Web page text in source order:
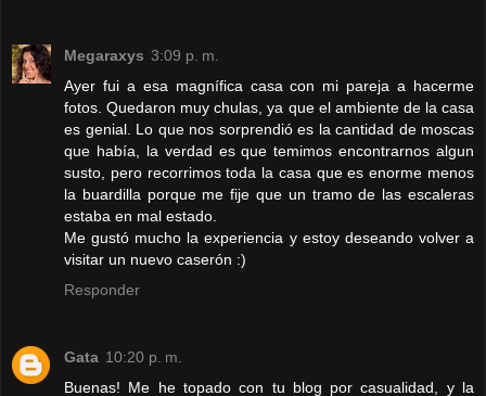
Megaraxys 3:09 p. m.
Ayer fui a esa magnífica casa con mi pareja a hacerme
fotos. Quedaron muy chulas, ya que el ambiente de la casa
es genial. Lo que nos sorprendió es la cantidad de moscas
que había, la verdad es que temimos encontrarnos algun
susto, pero recorrimos toda la casa que es enorme menos
la buardilla porque me fije que un tramo de las escaleras
estaba en mal estado.
Me gustó mucho la experiencia y estoy deseando volver a
visitar un nuevo caserón :)
Responder
Gata 10:20 p. m.
Buenas! Me he topado con tu blog por casualidad, y la